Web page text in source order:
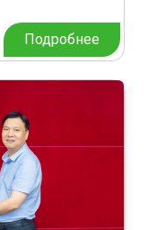
Подробнее